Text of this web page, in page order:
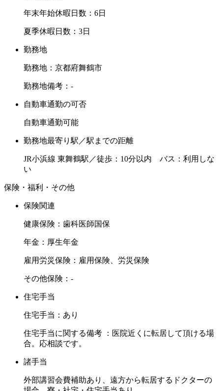
年末年始休暇日数：6日
夏季休暇日数：3日
勤務地
勤務地：京都府舞鶴市
勤務地備考：-
自動車通勤の可否
自動車通勤可能
勤務地最寄り駅／駅までの距離
JR小浜線 東舞鶴駅／徒歩：10分以内 バス：利用しな
い
保険・福利・その他
保険関連
健康保険：歯科医師国保
年金：厚生年金
雇用労災保険：雇用保険、労災保険
その他保険：-
住宅手当
住宅手当：あり
住宅手当に関する備考 ：医院近くに転居して頂ける場
合。応相談です。
諸手当
外部講習会費補助あり、遠方から転居するドクターの